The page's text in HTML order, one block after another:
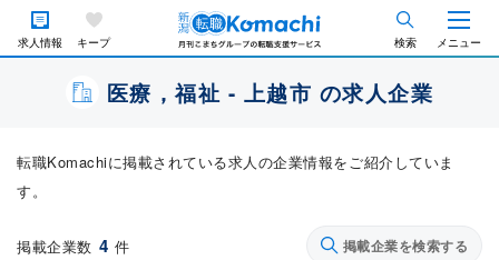
求人情報 キープ 検索 メニュー
医療，福祉 - 上越市 の求人企業
転職Komachiに掲載されている求人の企業情報をご紹介していま
す。
掲載企業数 4 件 掲載企業を検索する